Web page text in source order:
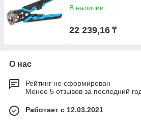
В наличии
22 239,16 ₸
О нас
Рейтинг не сформирован
Менее 5 отзывов за последний
Работает с 12.03.2021